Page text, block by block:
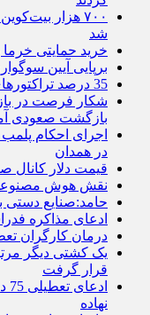
۷۰۰ هزار
شد
خرید حمایتی
برپایی آیین
35 درصد تراکتورهای کشور بالای 25 سال عمر دارند
بازگشت صعودی
در همدان
قیمت دلار کانال
نقش هوش
حامد:صنایع دستی
ادعای مذاکره
درمان کارگران
یک کشتی دیگر
قرار گرفت
نهاده